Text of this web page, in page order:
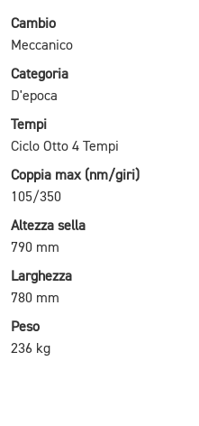
Cambio
Meccanico
Categoria
D'epoca
Tempi
Ciclo Otto 4 Tempi
Coppia max (nm/giri)
105/350
Altezza sella
790 mm
Larghezza
780 mm
Peso
236 kg